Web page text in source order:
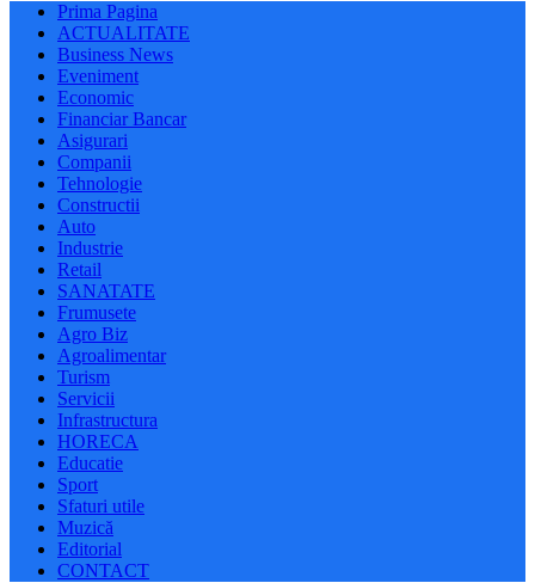
Prima Pagina
ACTUALITATE
Business News
Eveniment
Economic
Financiar Bancar
Asigurari
Companii
Tehnologie
Constructii
Auto
Industrie
Retail
SANATATE
Frumusete
Agro Biz
Agroalimentar
Turism
Servicii
Infrastructura
HORECA
Educatie
Sport
Sfaturi utile
Muzică
Editorial
CONTACT